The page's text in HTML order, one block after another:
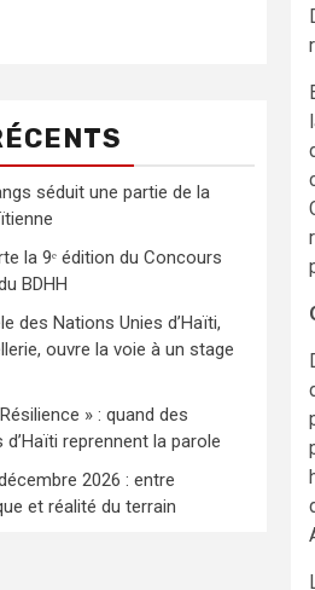
séduit une partie de la
la 9ᵉ édition du Concours
BDHH
des Nations Unies d’Haïti,
ouvre la voie à un stage
» : quand des
reprennent la parole
2026 : entre
et réalité du terrain